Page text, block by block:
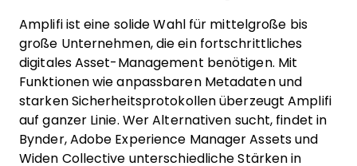
Amplifi ist eine solide Wahl für mittelgroße bis
große Unternehmen, die ein fortschrittliches
digitales Asset-Management benötigen. Mit
Funktionen wie anpassbaren Metadaten und
starken Sicherheitsprotokollen überzeugt Amplifi
auf ganzer Linie. Wer Alternativen sucht, findet in
Bynder, Adobe Experience Manager Assets und
Widen Collective unterschiedliche Stärken in